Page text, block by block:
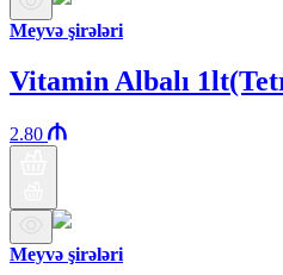
Meyvə şirələri
Vitamin Albalı
2.80
Meyvə şirələri